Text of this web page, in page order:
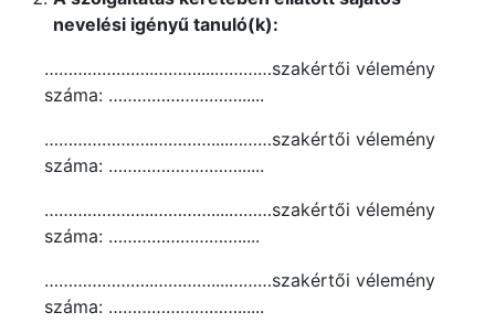
nevelési igényű tanuló(k):
…………………..………....…………szakértői vélemény
száma: ………………………......
…………………..…………....………szakértői vélemény
száma: ………………………......
…………………..…………....………szakértői vélemény
száma: ……………………….....
…………………..…………....………szakértői vélemény
száma: ………………………......